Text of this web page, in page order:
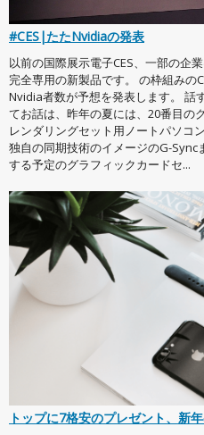
#CES|たたNvidiaの発表
以前の国際展示電子CES、一部の企
完全専用の新製品です。 の枠組みの
Nvidia者数が予想を発表します。 話
てお話は、昨年の夏には、20番目の
レンダリングセット用ノートパソコ
独自の同期技術のイメージのG-
する予定のグラフィックカードセ...
トップに7格安のプレゼント、新